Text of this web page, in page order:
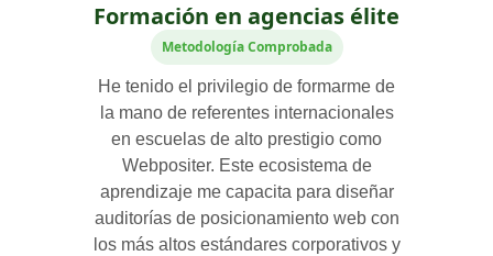
Formación en agencias élite
Metodología Comprobada
He tenido el privilegio de formarme de
la mano de referentes internacionales
en escuelas de alto prestigio como
Webpositer. Este ecosistema de
aprendizaje me capacita para diseñar
auditorías de posicionamiento web con
los más altos estándares corporativos y